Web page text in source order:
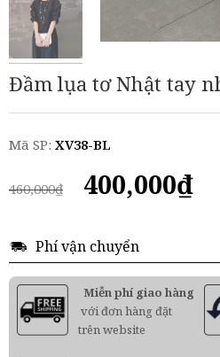
Đầm lụa tơ Nhật tay
Mã SP: XV38-BL
460,000₫ Giá
gốc
460,000₫.
400,000₫Giá
Phí vận chuyển
Miễn phí giao hàng
với đơn hàng đặt
trên website